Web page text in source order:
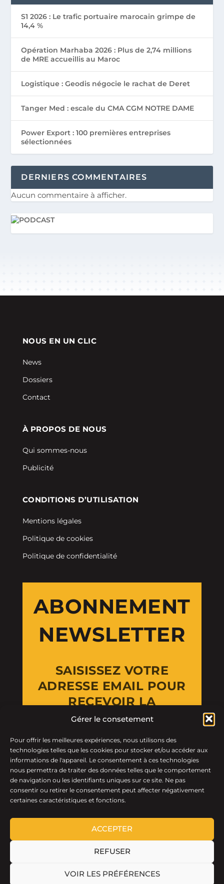
Gérer le consetement
Pour offrir les meilleures expériences, nous utilisons des
technologies telles que les cookies pour stocker et/ou accéder aux
informations de l'appareil. Le consentement à ces technologies
nous permettra de traiter des données telles que le comportement
de navigation ou les identifiants uniques sur ce site. Ne pas
consentir ou retirer le consentement peut affecter négativement
certaines caractéristiques et fonctions.
ACCEPTER
REFUSER
VOIR LES PRÉFÉRENCES
S1 2026 : Le trafic portuaire marocain grimpe de
14,4 %
Opération Marhaba 2026 : Plus de 2,74 millions
de MRE accueillis au Maroc
Logistique : Geodis négocie le rachat de Deret
Tanger Med : escale du CMA CGM NOTRE DAME
Power Export : 100 premières entreprises
sélectionnées
DERNIERS COMMENTAIRES
Aucun commentaire à afficher.
NOUS EN UN CLIC
News
Dossiers
Contact
À PROPOS DE NOUS
Qui sommes-nous
Publicité
CONDITIONS D’UTILISATION
Mentions légales
Politique de cookies
Politique de confidentialité
ABONNEMENT
NEWSLETTER
SAISISSEZ VOTRE
ADRESSE EMAIL POUR
RECEVOIR LA
NEWSLETTER
Email Address
LTF © 2026 · Tous droits réservés.